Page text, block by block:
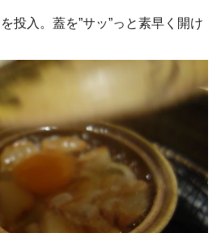
投入。蓋を”サッ”っと素早く開け